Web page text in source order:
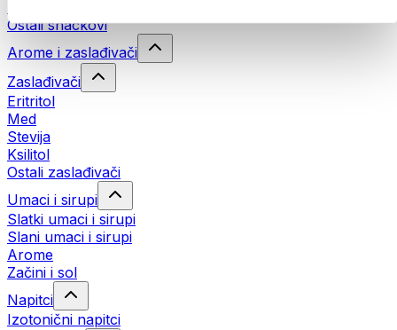
Ostali snackovi
Arome i zaslađivači
Zaslađivači
Eritritol
Med
Stevija
Ksilitol
Ostali zaslađivači
Umaci i sirupi
Slatki umaci i sirupi
Slani umaci i sirupi
Arome
Začini i sol
Napitci
Izotonični napitci